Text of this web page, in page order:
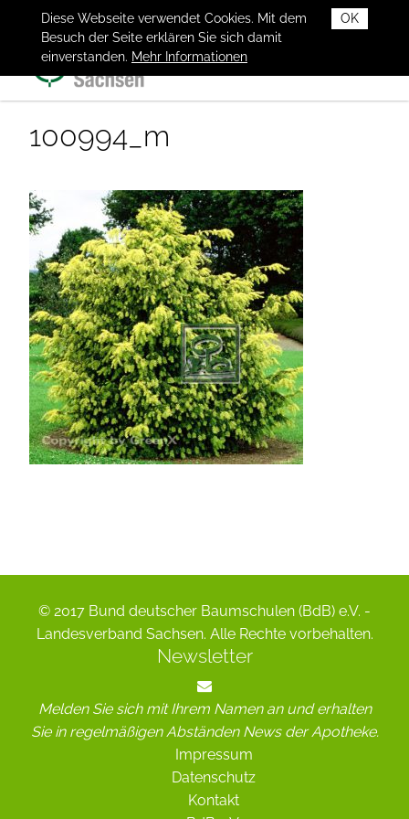
OK
Diese Webseite verwendet Cookies. Mit dem
Besuch der Seite erklären Sie sich damit
einverstanden. Mehr Informationen
100994_m
© 2017 Bund deutscher Baumschulen (BdB) e.V. -
Landesverband Sachsen. Alle Rechte vorbehalten.
Newsletter
Melden Sie sich mit Ihrem Namen an und erhalten
Sie in regelmäßigen Abständen News der Apotheke.
Impressum
Datenschutz
Kontakt